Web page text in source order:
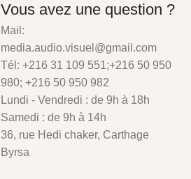
Vous avez une question ?
Mail:
media.audio.visuel@gmail.com
Tél: +216 31 109 551;+216 50 950
980; +216 50 950 982
Lundi - Vendredi : de 9h à 18h
Samedi : de 9h à 14h
36, rue Hedi chaker, Carthage
Byrsa